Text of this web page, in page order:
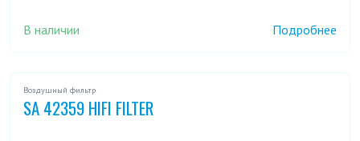
В наличии Подробнее
Воздушный фильтр
SA 42359 HIFI FILTER